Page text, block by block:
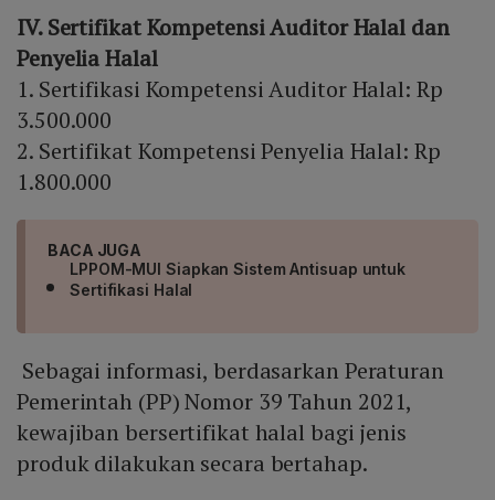
IV. Sertifikat Kompetensi Auditor Halal dan
Penyelia Halal
1. Sertifikasi Kompetensi Auditor Halal: Rp
3.500.000
2. Sertifikat Kompetensi Penyelia Halal: Rp
1.800.000
BACA JUGA
LPPOM-MUI Siapkan Sistem Antisuap untuk
Sertifikasi Halal
Sebagai informasi, berdasarkan Peraturan
Pemerintah (PP) Nomor 39 Tahun 2021,
kewajiban bersertifikat halal bagi jenis
produk dilakukan secara bertahap.